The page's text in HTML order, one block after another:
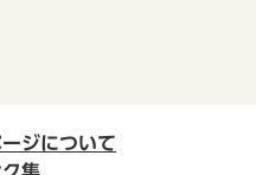
ジについて